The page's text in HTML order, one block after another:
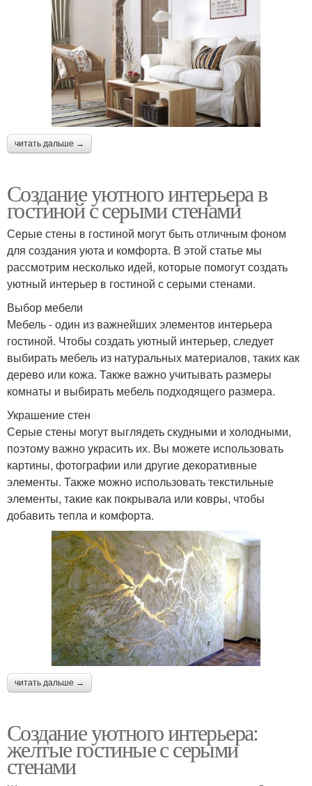
читать дальше →
Создание уютного интерьера в
гостиной с серыми стенами
Серые стены в гостиной могут быть отличным фоном
для создания уюта и комфорта. В этой статье мы
рассмотрим несколько идей, которые помогут создать
уютный интерьер в гостиной с серыми стенами.
Выбор мебели
Мебель - один из важнейших элементов интерьера
гостиной. Чтобы создать уютный интерьер, следует
выбирать мебель из натуральных материалов, таких как
дерево или кожа. Также важно учитывать размеры
комнаты и выбирать мебель подходящего размера.
Украшение стен
Серые стены могут выглядеть скудными и холодными,
поэтому важно украсить их. Вы можете использовать
картины, фотографии или другие декоративные
элементы. Также можно использовать текстильные
элементы, такие как покрывала или ковры, чтобы
добавить тепла и комфорта.
читать дальше →
Создание уютного интерьера:
желтые гостиные с серыми
стенами